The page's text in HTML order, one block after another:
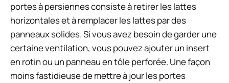
portes à persiennes consiste à retirer les lattes
horizontales et à remplacer les lattes par des
panneaux solides. Si vous avez besoin de garder une
certaine ventilation, vous pouvez ajouter un insert
en rotin ou un panneau en tôle perforée. Une façon
moins fastidieuse de mettre à jour les portes